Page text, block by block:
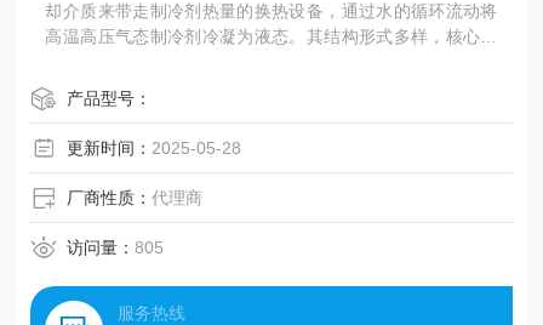
却介质来带走制冷剂热量的换热设备，通过水的循环流动将
高温高压气态制冷剂冷凝为液态。其结构形式多样，核心优
场景
产品型号：
更新时间： 2025-05-28
厂商性质：代理商
访问量：805
服务热线